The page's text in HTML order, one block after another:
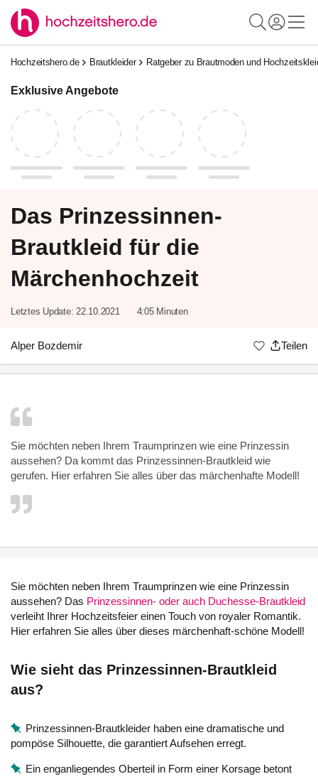
Hochzeitshero.de Brautkleider Ratgeber zu Brautmoden und
Exklusive Angebote
Das Prinzessinnen-
Brautkleid für die
Märchenhochzeit
Letztes Update: 22.10.2021 4:05 Minuten
Alper Bozdemir Teilen
Sie möchten neben Ihrem Traumprinzen wie eine Prinzessin
aussehen? Da kommt das Prinzessinnen-Brautkleid wie
gerufen. Hier erfahren Sie alles über das märchenhafte Modell!
Sie möchten neben Ihrem Traumprinzen wie eine Prinzessin
aussehen? Das Prinzessinnen- oder auch Duchesse-Brautkleid
verleiht Ihrer Hochzeitsfeier einen Touch von royaler Romantik.
Hier erfahren Sie alles über dieses märchenhaft-schöne Modell!
Wie sieht das Prinzessinnen-Brautkleid
aus?
Prinzessinnen-Brautkleider haben eine dramatische und
pompöse Silhouette, die garantiert Aufsehen erregt.
Ein enganliegendes Oberteil in Form einer Korsage betont